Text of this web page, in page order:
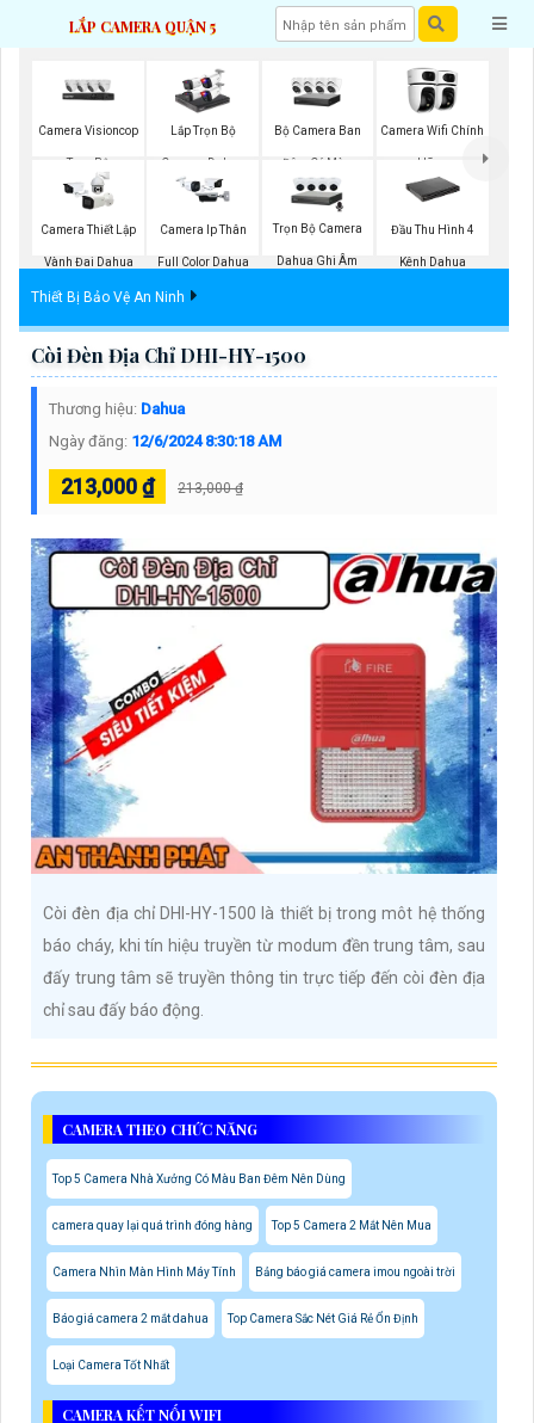
LẮP CAMERA QUẬN 5
Camera Visioncop
Trọn Bộ
Lắp Trọn Bộ
Camera Dahua
Bộ Camera Ban
Đêm Có Màu
Camera Wifi Chính
Hãng
Camera Thiết Lập
Vành Đai Dahua
Camera Ip Thân
Full Color Dahua
Trọn Bộ Camera
Dahua Ghi Âm
Đầu Thu Hình 4
Kênh Dahua
Thiết Bị Bảo Vệ An Ninh
Còi Đèn Địa Chỉ DHI-HY-1500
Thương hiệu: Dahua
Ngày đăng: 12/6/2024 8:30:18 AM
213,000 ₫ 213,000 ₫
Còi đèn địa chỉ DHI-HY-1500 là thiết bị trong môt hệ thống
báo cháy, khi tín hiệu truyền từ modum đền trung tâm, sau
đấy trung tâm sẽ truyền thông tin trực tiếp đến còi đèn địa
chỉ sau đấy báo động.
CAMERA THEO CHỨC NĂNG
Top 5 Camera Nhà Xưởng Có Màu Ban Đêm Nên Dùng
camera quay lại quá trình đóng hàng Top 5 Camera 2 Mắt Nên Mua
Camera Nhìn Màn Hình Máy Tính Bảng báo giá camera imou ngoài trời
Báo giá camera 2 mắt dahua Top Camera Sắc Nét Giá Rẻ Ổn Định
Loại Camera Tốt Nhất
CAMERA KẾT NỐI WIFI